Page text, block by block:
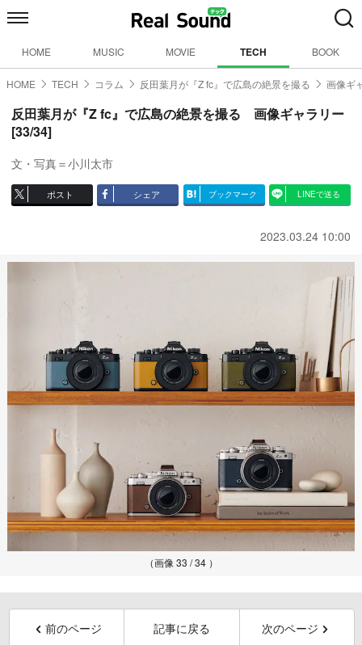
HOME MUSIC MOVIE TECH BOOK
HOME TECH コラム 反田葉月が『Z fc』で広島の絶景を撮る 画像ギ
反田葉月が『Z fc』で広島の絶景を撮る 画像ギャラリー
[33/34]
文・写真＝小川太市
ポスト シェア ブックマーク LINEで送る
2023.03.24 10:00
（画像 33 / 34 ）
前のページ 記事に戻る 次のページ